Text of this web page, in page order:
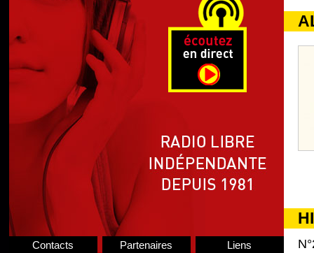
Contacts Partenaires Liens